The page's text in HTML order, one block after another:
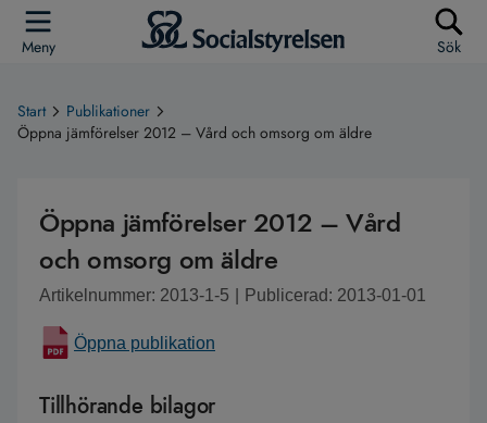
Meny Sök
Start
Publikationer
Öppna jämförelser 2012 – Vård och omsorg om äldre
Öppna jämförelser 2012 – Vård
och omsorg om äldre
Artikelnummer: 2013-1-5 Publicerad: 2013-01-01
Öppna publikation
Tillhörande bilagor